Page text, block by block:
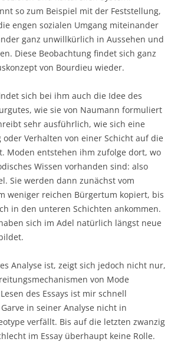
so zum Beispiel mit der Feststellung,
engen sozialen Umgang miteinander
ganz unwillkürlich in Aussehen und
Diese Beobachtung findet sich ganz
von Bourdieu wieder.
sich bei ihm auch die Idee des
wie sie von Naumann formuliert
sehr ausführlich, wie sich eine
Verhalten von einer Schicht auf die
Moden entstehen ihm zufolge dort, wo
Wissen vorhanden sind: also
Sie werden dann zunächst vom
weniger reichen Bürgertum kopiert, bis
in den unteren Schichten ankommen.
sich im Adel natürlich längst neue
Analyse ist, zeigt sich jedoch nicht nur,
von Mode
des Essays ist mir schnell
in seiner Analyse nicht in
verfällt. Bis auf die letzten zwanzig
im Essay überhaupt keine Rolle.